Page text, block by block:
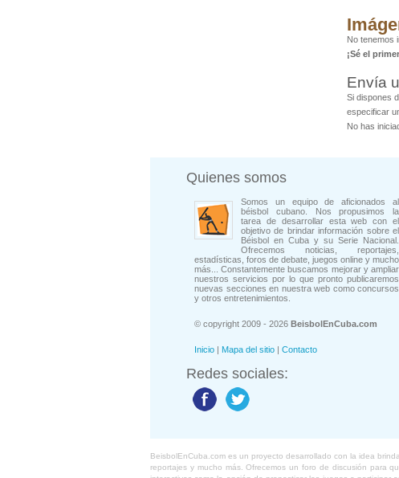
No tenemos
¡Sé el
Envía
Si dispones
especificar
No has
Quienes somos
Somos un equipo de aficionados al
béisbol cubano. Nos propusimos la
tarea de desarrollar esta web con el
objetivo de brindar información sobre el
Béisbol en Cuba y su Serie Nacional.
Ofrecemos noticias, reportajes,
estadísticas, foros de debate, juegos online y mucho
más... Constantemente buscamos mejorar y ampliar
nuestros servicios por lo que pronto publicaremos
nuevas secciones en nuestra web como concursos
y otros entretenimientos.
© copyright 2009 - 2026 BeisbolEnCuba.com
Inicio | Mapa del sitio | Contacto
Redes sociales:
BeisbolEnCuba.com es un proyecto desarrollado con la idea
reportajes y mucho más. Ofrecemos un foro de discusión para